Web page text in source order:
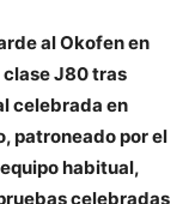
al Okofen en
clase J80 tras
celebrada en
patroneado por el
habitual,
celebradas